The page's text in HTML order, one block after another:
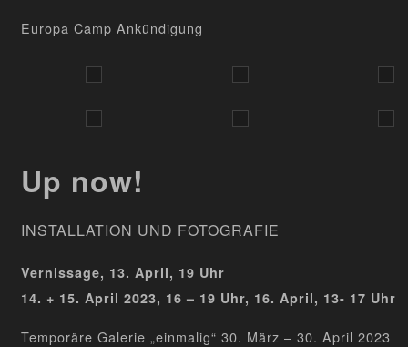
Europa Camp Ankündigung
Up now!
INSTALLATION UND FOTOGRAFIE
Vernissage, 13. April, 19 Uhr
14. + 15. April 2023, 16 – 19 Uhr, 16. April, 13- 17 Uhr
Temporäre Galerie „einmalig“ 30. März – 30. April 2023